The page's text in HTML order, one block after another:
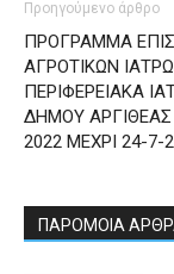
Προηγούμενο άρθρο
ΠΡΟΓΡΑΜΜΑ
ΑΓΡΟΤΙΚΩΝ
ΠΕΡΙΦΕΡΕΙΑΚΑ
ΔΗΜΟΥ
2022 ΜΕΧΡΙ 24-7-
ΠΑΡΟΜΟΙΑ